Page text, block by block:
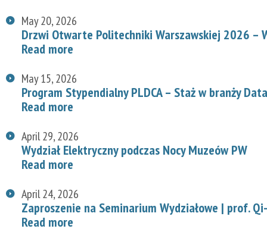
May 20, 2026
Drzwi Otwarte Politechniki Warszawskiej 2026 –
Read more
May 15, 2026
Program Stypendialny PLDCA – Staż w branży
Read more
April 29, 2026
Wydział Elektryczny podczas Nocy Muzeów PW
Read more
April 24, 2026
Zaproszenie na Seminarium Wydziałowe | prof.
Read more